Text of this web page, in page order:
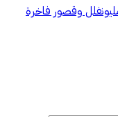
فلل وقصور فاخرة